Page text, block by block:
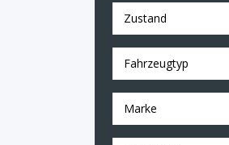
Zustand
Fahrzeugtyp
Marke